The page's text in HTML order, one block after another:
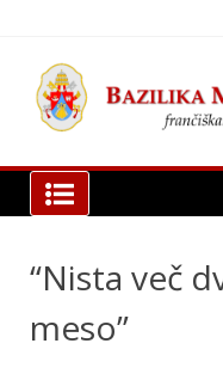
content
Bazilika
“Nista več
meso”